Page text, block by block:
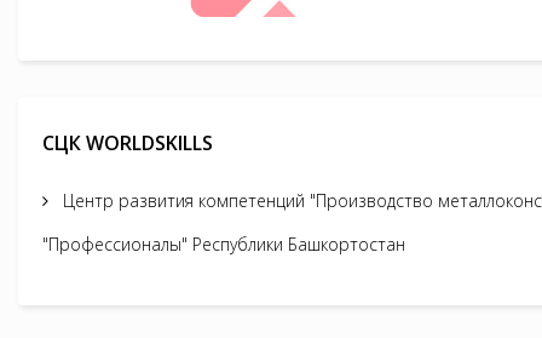
СЦК WORLDSKILLS
Центр развития компетенций "Производство
"Профессионалы" Республики Башкортостан